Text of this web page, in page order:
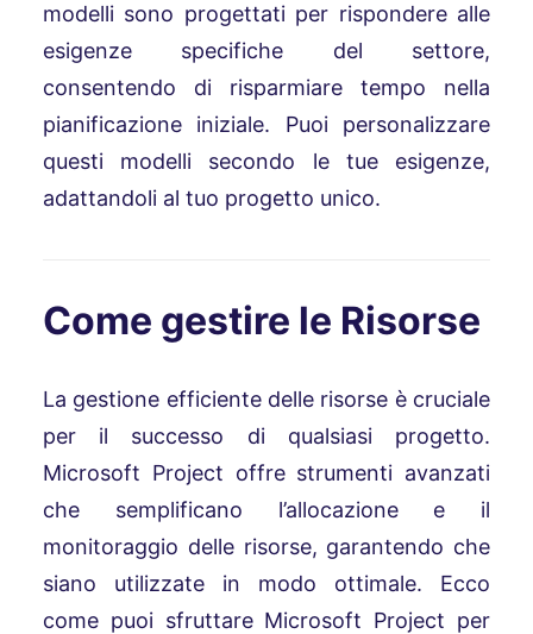
modelli sono progettati per rispondere alle
esigenze specifiche del settore,
consentendo di risparmiare tempo nella
pianificazione iniziale. Puoi personalizzare
questi modelli secondo le tue esigenze,
adattandoli al tuo progetto unico.
Come gestire le Risorse
La gestione efficiente delle risorse è cruciale
per il successo di qualsiasi progetto.
Microsoft Project offre strumenti avanzati
che semplificano l’allocazione e il
monitoraggio delle risorse, garantendo che
siano utilizzate in modo ottimale. Ecco
come puoi sfruttare Microsoft Project per